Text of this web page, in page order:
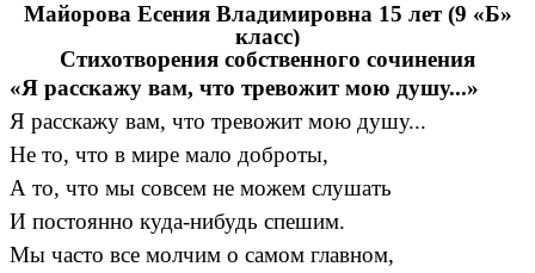
Майорова Есения Владимировна 15 лет (9 «Б»
класс)
Стихотворения собственного сочинения
«Я расскажу вам, что тревожит мою душу...»
Я расскажу вам, что тревожит мою душу...
Не то, что в мире мало доброты,
А то, что мы совсем не можем слушать
И постоянно куда-нибудь спешим.
Мы часто все молчим о самом главном,